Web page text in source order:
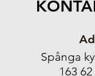
Spånga
163